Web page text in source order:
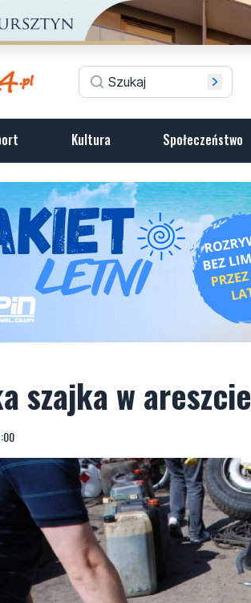
Kultura Społeczeństwo
szajka w areszcie